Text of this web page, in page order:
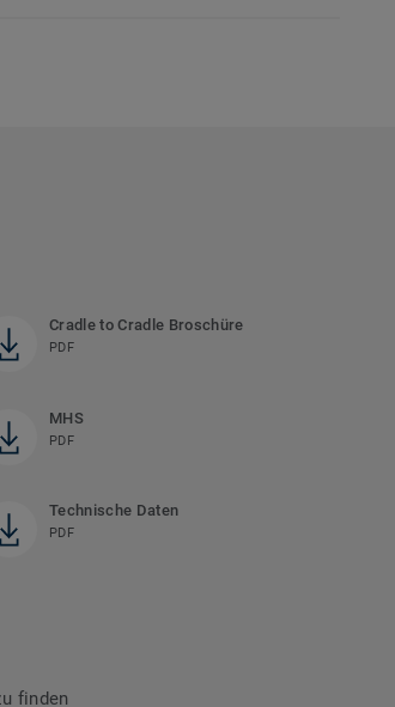
Cradle to Cradle Broschüre
PDF
MHS
PDF
Technische Daten
PDF
finden